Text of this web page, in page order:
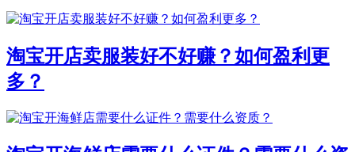
淘宝开店卖服装好不好赚？如何盈利更
多？